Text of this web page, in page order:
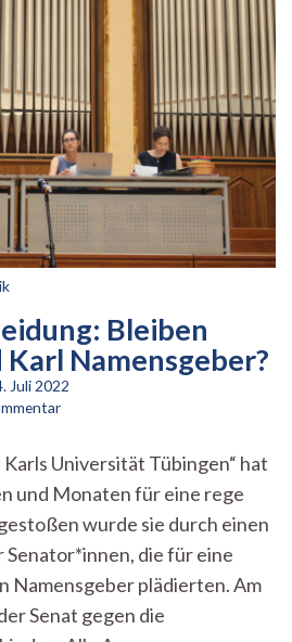
Bleiben
Namensgeber?
Juli 2022
zu
Eberhard
und
Namensgeber?
Universität Tübingen“ hat
und Monaten für eine rege
wurde sie durch einen
die für eine
Namensgeber plädierten. Am
Senat gegen die